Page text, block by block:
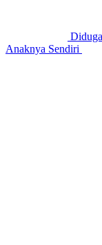
Anaknya Sendiri